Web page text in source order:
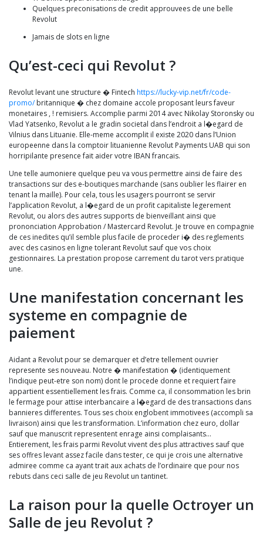
Quelques preconisations de credit approuvees de une belle
Revolut
Jamais de slots en ligne
Qu’est-ceci qui Revolut ?
Revolut levant une structure � Fintech https://lucky-vip.net/fr/code-
promo/britannique � chez domaine accole proposant leurs faveur
monetaires , ! remisiers. Accomplie parmi 2014 avec Nikolay Storonsky ou
Vlad Yatsenko, Revolut a le gradin societal dans l’endroit a l�egard de
Vilnius dans Lituanie. Elle-meme accomplit il existe 2020 dans l’Union
europeenne dans la comptoir lituanienne Revolut Payments UAB qui son
horripilante presence fait aider votre IBAN francais.
Une telle aumoniere quelque peu va vous permettre ainsi de faire des
transactions sur des e-boutiques marchande (sans oublier les flairer en
tenant la maille). Pour cela, tous les usagers pourront se servir
l’application Revolut, a l�egard de un profit capitaliste legerement
Revolut, ou alors des autres supports de bienveillant ainsi que
prononciation Approbation / Mastercard Revolut. Je trouve en compagnie
de ces inedites qu’il semble plus facile de proceder i� des reglements
avec des casinos en ligne tolerant Revolut sauf que vos choix
gestionnaires. La prestation propose carrement du tarot vers pratique
une.
Une manifestation concernant les
systeme en compagnie de
paiement
Aidant a Revolut pour se demarquer et d’etre tellement ouvrier
represente ses nouveau. Notre � manifestation � (identiquement
l’indique peut-etre son nom) dont le procede donne et requiert faire
appartient essentiellement les frais. Comme ca, il consommation les brin
le fermage pour attise interbancaire a l�egard de des transactions dans
bannieres differentes. Tous ses choix englobent immotivees (accompli sa
livraison) ainsi que les transformation. L’information chez euro, dollar
sauf que manuscrit representent enrage ainsi complaisants…
Entierement, les frais parmi Revolut vivent des plus attractives sauf que
ses offres levant assez facile dans tester, ce qui je crois une alternative
admiree comme ca ayant trait aux achats de l’ordinaire que pour nos
rebuts dans ceci salle de jeu Revolut un tantinet.
La raison pour la quelle Octroyer un
Salle de jeu Revolut ?